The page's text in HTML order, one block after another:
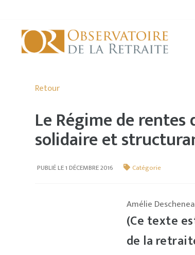
Retour
Le Régime de
solidaire et
PUBLIÉ LE 1 DÉCEMBRE 2016 Catégorie
Amélie
(Ce texte
de la